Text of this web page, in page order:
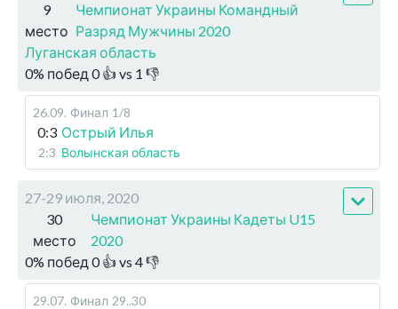
9
место
Чемпионат Украины Командный
Разряд Мужчины 2020
Луганская область
0% побед 0👍 vs 1 👎
26.09. Финал 1/8
0:3 Острый Илья
2:3 Волынская область
27-29 июля, 2020
30
место
Чемпионат Украины Кадеты U15
2020
0% побед 0👍 vs 4👎
29.07. Финал 29..30